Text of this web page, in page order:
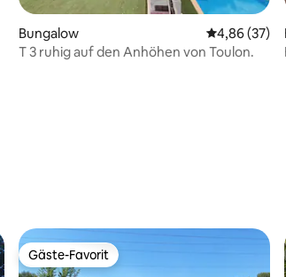
Bungalow
4,86 (37)
T 3 ruhig auf den Anhöhen von Toulon.
Gäste-Favorit
Gäste-Favorit